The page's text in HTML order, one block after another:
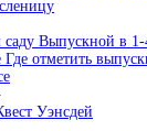
Выпускной в 1-
Где отметить
Уэнсдей